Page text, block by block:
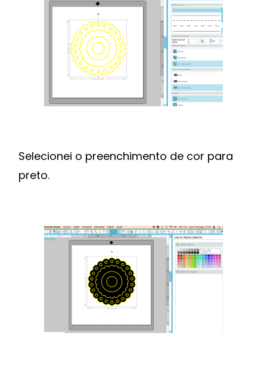
Selecionei o preenchimento de cor para
preto.